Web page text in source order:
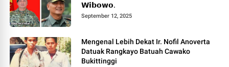
𝗪𝗶𝗯𝗼𝘄𝗼.
September 12, 2025
Mengenal Lebih Dekat Ir. Nofil Anoverta
Datuak Rangkayo Batuah Cawako
Bukittinggi